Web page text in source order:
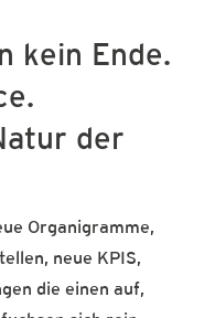
kein Ende.
der
Organigramme,
neue KPIS,
die einen auf,